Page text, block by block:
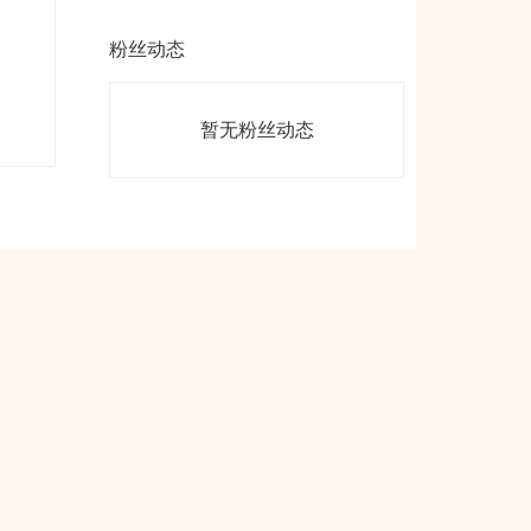
粉丝动态
暂无粉丝动态